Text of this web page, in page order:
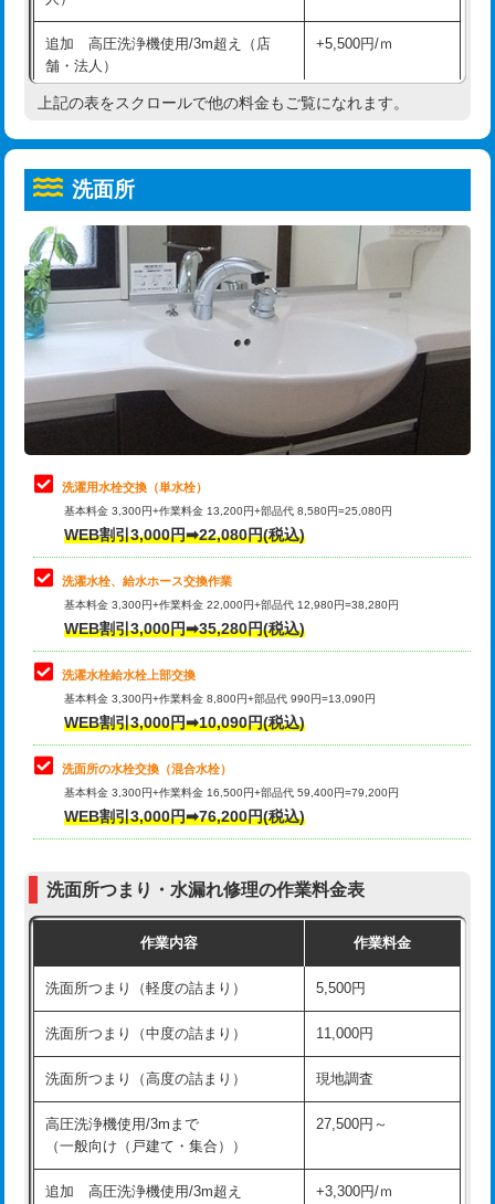
コンクリート斫り（厚さ10㎝超え）
モルタル補修（厚さ10㎝まで） 27,500円
モルタル補修（厚さ10㎝超え） 38,500円
洗面台設置 38,500円
追加人工
廃棄・処分 現場見積
※給水管工事は20mmまでの価格です。
給水管工事※（ホール加工)
給水管工事※（バンド止め) 3,300円
給水管工事※（支持金具設置) 5,500円
給水管工事※（保温材使用（バンド止
め込み）)
5,500円
給水管工事※（土の掘削・埋め戻し作
業)
11,000円
給水管工事※（塩ビ管（VP・HI）使
用/3ｍまで)
33,000円
給水管工事※（塩ビ管（VP・HI）使
用（追加）/3ｍ超え)
給水管工事※（ライニング鋼管・銅
管・ポリ管・HT管使用/3ｍまで)
44,000円
給水管工事※（ライニング鋼管・銅
管・ポリ管・HT管使用/3ｍ超え)
排水管工事（土の掘削・埋め戻し作
業）
排水管工事（排水管工事/3ｍまで） 55,000円
排水管工事（追加 排水管工事/3ｍ超
え）
マス交換（土の掘削・埋め戻し作業）
マス交換（深さ50㎝未満）
マス交換（深さ50㎝以上）
モルタル補修（厚さ10㎝まで） 27,500円
モルタル補修（厚さ10㎝超え） 38,500円
洗面台設置 38,500円
バスタブ設置 現場見積
追加人工 16,500円
廃棄・処分 現場見積
追加 高圧洗浄機使用/3m超え（店
舗・法人）
+5,500円/ｍ
高度高圧洗浄換 現地調査
トーラー機使用/3mまで
追加トーラー機使用/3m超え +3,300円
カメラ調査 33,000円
桝清掃
止水・漏水調査・防水処理・清掃・修
理・調整・分解・加工など（軽作業）
11,000円
止水・漏水調査・防水処理・清掃・修
理・調整・分解・加工など（中作業）
22,000円
止水・漏水調査・防水処理・清掃・修
理・調整・分解・加工など（重作業）
33,000円
キッチンタンク脱着
その他部品の脱着
交換・取付（タンク）
交換・取付(単水栓（壁付・デッキ
式）)
交換・取付(混合水栓（壁付・デッキ
式・ワンホール）)
16,500円+材料費
（P/S/ポップアップ））
交換・取付（その他部品） 11,000円+材料費
持込商品取付（単水栓） 13,200円
持込商品取付（混合水栓） 16,500円
持込商品取付（浄水器・分岐水栓） 16,500円
給水管工事※（ホール加工) 16,500円
給水管工事※（バンド止め)
給水管工事※（支持金具設置) 5,500円
上記の表をスクロールで他の料金もご覧になれます。
洗面所
洗濯用水栓交換（単水栓）
基本料金 3,300円+作業料金 13,200円+部品代 8,580円=25,080円
WEB割引3,000円➡22,080円(税込)
洗濯水栓、給水ホース交換作業
基本料金 3,300円+作業料金 22,000円+部品代 12,980円=38,280円
WEB割引3,000円➡35,280円(税込)
洗濯水栓給水栓上部交換
基本料金 3,300円+作業料金 8,800円+部品代 990円=13,090円
WEB割引3,000円➡10,090円(税込)
洗面所の水栓交換（混合水栓）
基本料金 3,300円+作業料金 16,500円+部品代 59,400円=79,200円
WEB割引3,000円➡76,200円(税込)
洗面所つまり・水漏れ修理の作業料金表
作業内容 作業料金
洗面所つまり（軽度の詰まり） 5,500円
洗面所つまり（中度の詰まり） 11,000円
洗面所つまり（高度の詰まり） 現地調査
高圧洗浄機使用/3mまで
（一般向け（戸建て・集合））
27,500円～
追加 高圧洗浄機使用/3m超え
+3,300円/ｍ